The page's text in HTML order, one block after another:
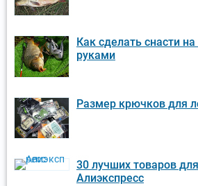
Как сделать снасти
руками
Размер крючков для
30 лучших товаров
Алиэкспресс